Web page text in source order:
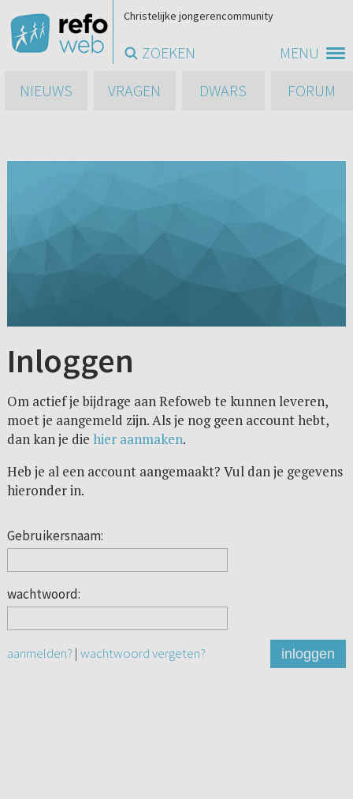
MENU
Christelijke jongerencommunity
ZOEKEN
NIEUWS
VRAGEN DWARS FORUM
Inloggen
Om actief je bijdrage aan Refoweb te kunnen leveren,
moet je aangemeld zijn. Als je nog geen account hebt,
dan kan je die hier aanmaken.
Heb je al een account aangemaakt? Vul dan je gegevens
hieronder in.
Gebruikersnaam:
wachtwoord:
aanmelden? | wachtwoord vergeten? inloggen